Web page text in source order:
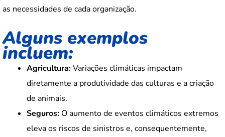
as necessidades de cada organização.
Alguns exemplos
incluem:
Agricultura:Variações climáticas impactam
diretamente a produtividade das culturas e a criação
de animais.
Seguros: O aumento de eventos climáticos extremos
eleva os riscos de sinistros e, consequentemente,